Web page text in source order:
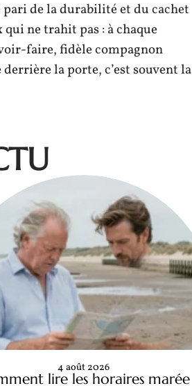
pari de la durabilité et du cachet
ne trahit pas : à chaque
faire, fidèle compagnon
la porte, c’est souvent la
lire les horaires marée
4 août 2026